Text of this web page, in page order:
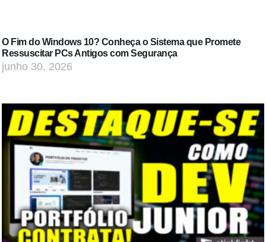
O Fim do Windows 10? Conheça o Sistema que Promete
Ressuscitar PCs Antigos com Segurança
junho 30, 2026